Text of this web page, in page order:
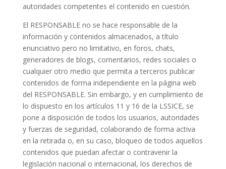
autoridades competentes el contenido en cuestión.
El RESPONSABLE no se hace responsable de la
información y contenidos almacenados, a título
enunciativo pero no limitativo, en foros, chats,
generadores de blogs, comentarios, redes sociales o
cualquier otro medio que permita a terceros publicar
contenidos de forma independiente en la página web
del RESPONSABLE. Sin embargo, y en cumplimiento de
lo dispuesto en los artículos 11 y 16 de la LSSICE, se
pone a disposición de todos los usuarios, autoridades
y fuerzas de seguridad, colaborando de forma activa
en la retirada o, en su caso, bloqueo de todos aquellos
contenidos que puedan afectar o contravenir la
legislación nacional o internacional, los derechos de